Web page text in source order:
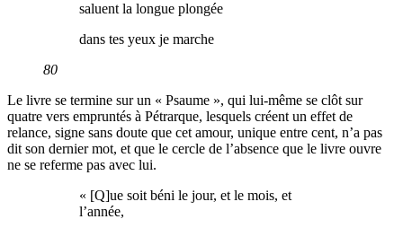
saluent la longue plongée
dans tes yeux je marche
80
Le livre se termine sur un « Psaume », qui lui-même se clôt sur
quatre vers empruntés à Pétrarque, lesquels créent un effet de
relance, signe sans doute que cet amour, unique entre cent, n’a pas
dit son dernier mot, et que le cercle de l’absence que le livre ouvre
ne se referme pas avec lui.
« [Q]ue soit béni le jour, et le mois, et
l’année,